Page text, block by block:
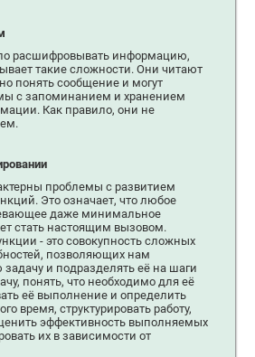
расшифровывать информацию,
такие сложности. Они читают
понять сообщение и могут
с запоминанием и хранением
Как правило, они не
проблемы с развитием
Это означает, что любое
даже минимальное
стать настоящим вызовом.
- это совокупность сложных
позволяющих нам
и подразделять её на шаги
понять, что необходимо для её
её выполнение и определить
время, структурировать работу,
эффективность выполняемых
их в зависимости от